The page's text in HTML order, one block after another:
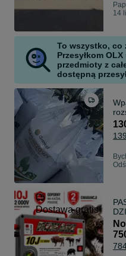
14
To wszystko, co
Przesyłkom
przedmioty z
dostępną
Dostawa gratis